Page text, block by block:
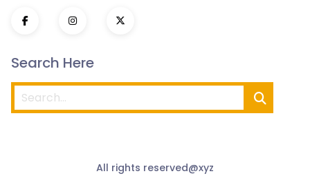
Search Here
All rights reserved@xyz